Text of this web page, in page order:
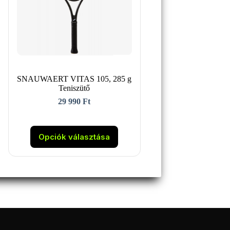
SNAUWAERT VITAS 105, 285 g
Teniszütő
29 990Ft
Opciók választása
Ennek
a
A
termékoldalon